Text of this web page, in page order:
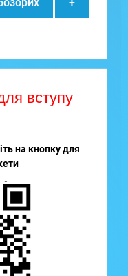
вступу
на кнопку для